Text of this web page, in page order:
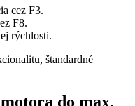
cez F3.
F8.
rýchlosti.
štandardné
do max.